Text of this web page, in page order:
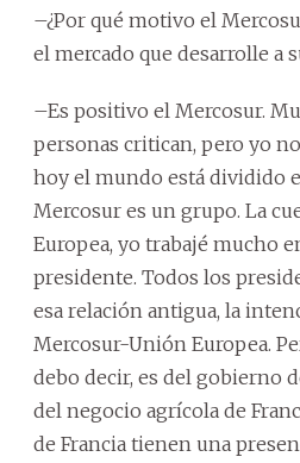
–¿Por qué motivo el
el mercado que desarrolle a
–Es positivo el Mercosur.
personas critican, pero yo
hoy el mundo está dividido
Mercosur es un grupo. La
Europea, yo trabajé mucho
presidente. Todos los
esa relación antigua, la
Mercosur-Unión Europea.
debo decir, es del gobierno
del negocio agrícola de
de Francia tienen una